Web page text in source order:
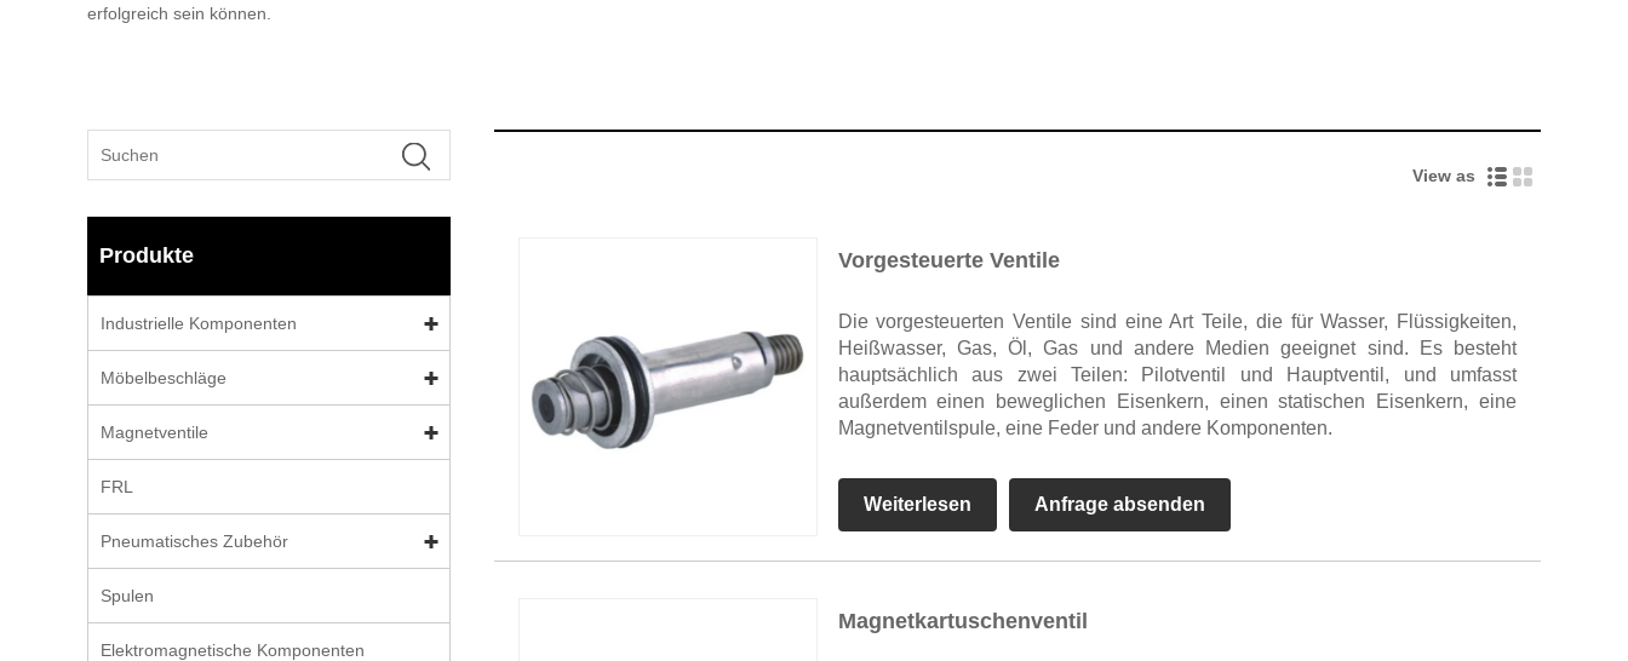
erfolgreich sein können.
Produkte
Industrielle Komponenten
Möbelbeschläge
Magnetventile
FRL
Pneumatisches Zubehör
Spulen
Elektromagnetische Komponenten
View as
Vorgesteuerte Ventile
Die vorgesteuerten Ventile sind eine Art Teile, die für Wasser, Flüssigkeiten,
Heißwasser, Gas, Öl, Gas und andere Medien geeignet sind. Es besteht
hauptsächlich aus zwei Teilen: Pilotventil und Hauptventil, und umfasst
außerdem einen beweglichen Eisenkern, einen statischen Eisenkern, eine
Magnetventilspule, eine Feder und andere Komponenten.
Weiterlesen Anfrage absenden
Magnetkartuschenventil